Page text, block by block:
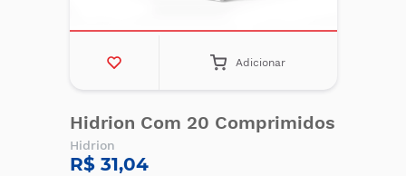
Adicionar
Hidrion Com 20 Comprimidos
Hidrion
R$ 31,04